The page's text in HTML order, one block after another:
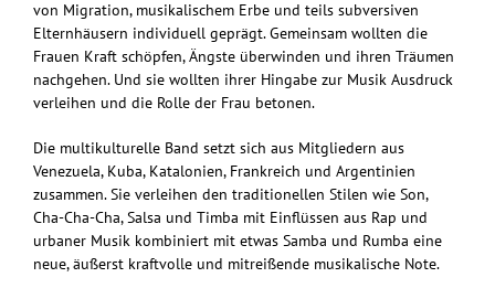
von Migration, musikalischem Erbe und teils subversiven
Elternhäusern individuell geprägt. Gemeinsam wollten die
Frauen Kraft schöpfen, Ängste überwinden und ihren Träumen
nachgehen. Und sie wollten ihrer Hingabe zur Musik Ausdruck
verleihen und die Rolle der Frau betonen.
Die multikulturelle Band setzt sich aus Mitgliedern aus
Venezuela, Kuba, Katalonien, Frankreich und Argentinien
zusammen. Sie verleihen den traditionellen Stilen wie Son,
Cha-Cha-Cha, Salsa und Timba mit Einflüssen aus Rap und
urbaner Musik kombiniert mit etwas Samba und Rumba eine
neue, äußerst kraftvolle und mitreißende musikalische Note.